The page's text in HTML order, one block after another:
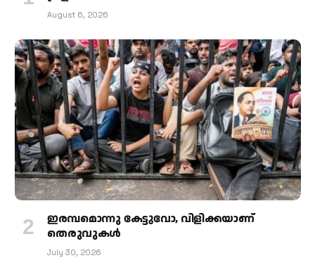
August 6, 2026
ഇരമ്പമൊന്നു കേട്ടുവോ, വിളിക്കയാണ്
തെരുവുകള്‍
July 30, 2026